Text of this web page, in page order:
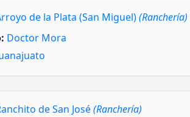
de la Plata (San Miguel)(Ranchería)
Doctor Mora
de San José(Ranchería)